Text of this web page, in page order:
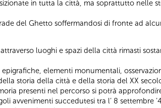
in tutta la città, ma soprattutto nelle
del Ghetto soffermandosi di fronte ad
luoghi e spazi della città rimasti
elementi monumentali,
storia della città e della storia del XX
presenti nel percorso si potrà
avvenimenti succedutesi tra l’ 8 settembre